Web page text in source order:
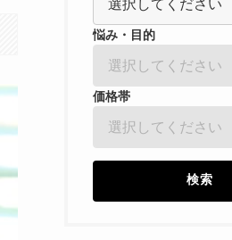
悩み・目的
価格帯
検索